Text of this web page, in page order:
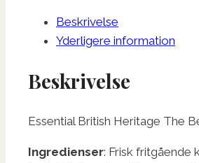
Beginning
antal
Beskrivelse
Yderligere information
Beskrivelse
Essential British Heritage The
Ingredienser: Frisk fritgående